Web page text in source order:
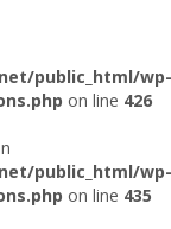
public_html/wp-
on line 426
public_html/wp-
on line 435